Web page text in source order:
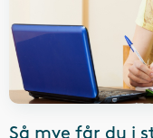
Så mye får du i